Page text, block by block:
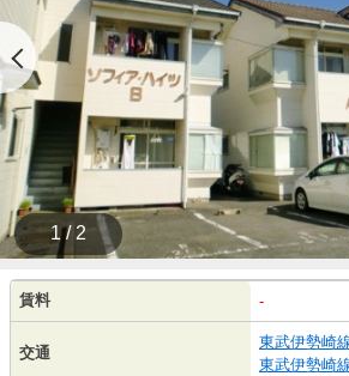
1 / 2
賃料 -
交通
東武伊勢崎
東武伊勢崎